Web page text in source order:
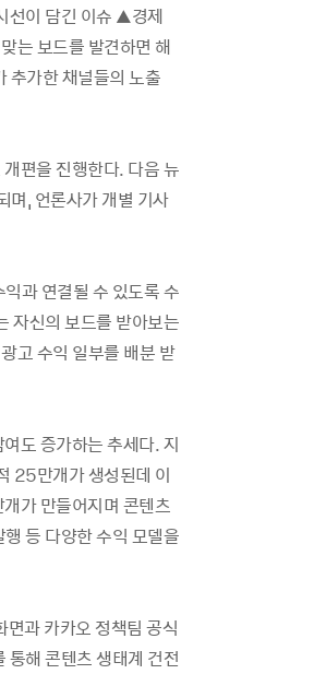
선이 담긴 이슈 ▲경제
는 보드를 발견하면 해
추가한 채널들의 노출
편을 진행한다. 다음 뉴
며, 언론사가 개별 기사
과 연결될 수 있도록 수
자신의 보드를 받아보는
고 수익 일부를 배분 받
도 증가하는 추세다. 지
25만개가 생성된데 이
가 만들어지며 콘텐츠
등 다양한 수익 모델을
과 카카오 정책팀 공식
통해 콘텐츠 생태계 건전